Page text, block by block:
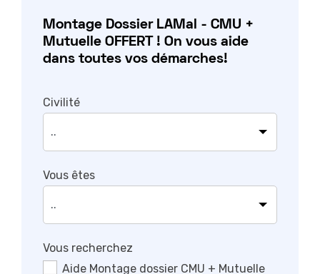
Montage Dossier LAMal - CMU +
Mutuelle OFFERT ! On vous aide
dans toutes vos démarches!
Civilité
Vous êtes
Vous recherchez
Aide Montage dossier CMU + Mutuelle